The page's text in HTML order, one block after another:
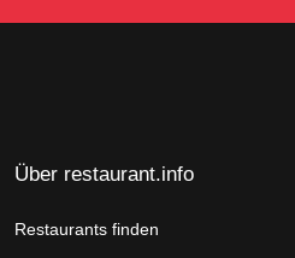
Über restaurant.info
Restaurants finden